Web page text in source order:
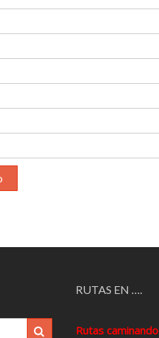
RUTAS EN ….
Rutas caminando